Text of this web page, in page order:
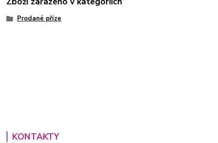
Prodané příze
KONTAKTY